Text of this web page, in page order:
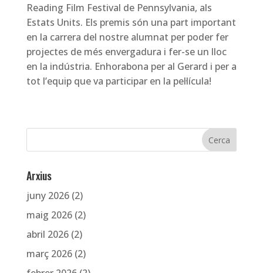
Reading Film Festival de Pennsylvania, als
Estats Units. Els premis són una part important
en la carrera del nostre alumnat per poder fer
projectes de més envergadura i fer-se un lloc
en la indústria. Enhorabona per al Gerard i per a
tot l’equip que va participar en la pel·lícula!
Arxius
juny 2026(2)
maig 2026(2)
abril 2026(2)
març 2026(2)